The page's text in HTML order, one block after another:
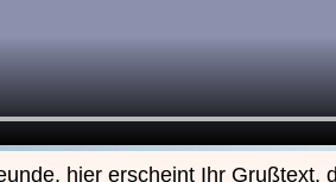
hier erscheint Ihr